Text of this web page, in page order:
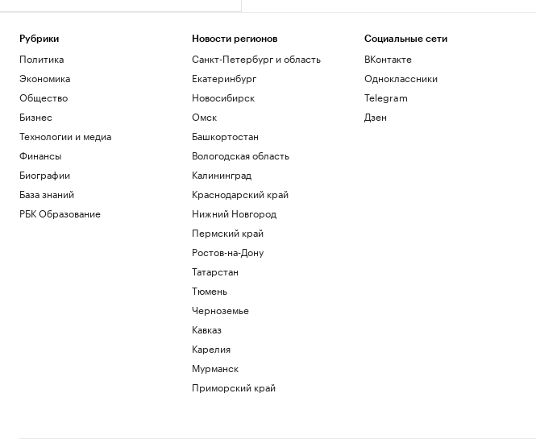
Рубрики
Политика
Экономика
Общество
Бизнес
Технологии и медиа
Финансы
Биографии
База знаний
РБК Образование
Новости регионов
Санкт-Петербург и область
Екатеринбург
Новосибирск
Омск
Башкортостан
Вологодская область
Калининград
Краснодарский край
Нижний Новгород
Пермский край
Ростов-на-Дону
Татарстан
Тюмень
Черноземье
Кавказ
Карелия
Мурманск
Приморский край
Социальные сети
ВКонтакте
Одноклассники
Telegram
Дзен